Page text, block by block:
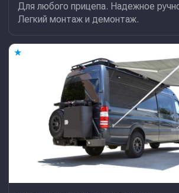
Для любого прицепа. Надежное
Легкий монтаж и демонтаж.
★